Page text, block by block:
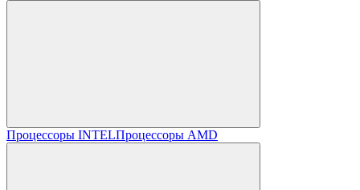
Процессоры INTELПроцессоры AMD